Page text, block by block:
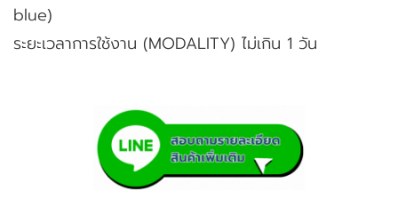
blue)
ระยะเวลาการใช้งาน (MODALITY) ไม่เกิน 1 วัน